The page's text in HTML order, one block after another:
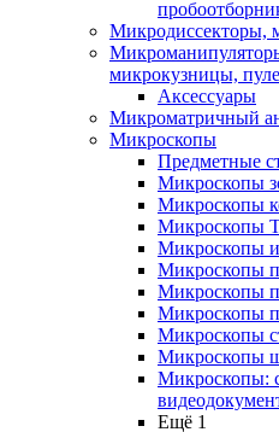
Микродиссекторы,
микрокузницы,
Аксессуары
Микроматричный
Микроскопы
Предметные
Микроскопы
Микроскопы
Микроскопы
Микроскопы
Микроскопы
Микроскопы
Микроскопы
Микроскопы
Микроскопы
Микроскопы:
Ещё 1